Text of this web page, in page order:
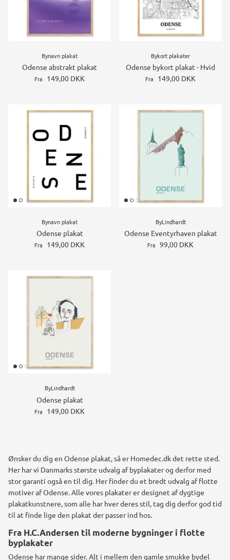
Bynavn plakat
Odense abstrakt plakat
Fra 149,00 DKK
Bykort plakater
Odense bykort plakat - Hvid
Fra 149,00 DKK
Bynavn plakat
Odense plakat
Fra 149,00 DKK
ByLindhardt
Odense Eventyrhaven plakat
Fra 99,00 DKK
ByLindhardt
Odense plakat
Fra 149,00 DKK
Ønsker du dig en Odense plakat, så er Homedec.dk det rette sted.
Her har vi Danmarks største udvalg af byplakater og derfor med
stor garanti også en til dig. Her finder du et bredt udvalg af flotte
motiver af Odense. Alle vores plakater er designet af dygtige
plakatkunstnere, som alle har hver deres stil, tag dig derfor god tid
til at finde lige den plakat der passer ind hos.
Fra H.C.Andersen til moderne bygninger i flotte
byplakater
Odense har mange sider. Alt i mellem den gamle smukke bydel